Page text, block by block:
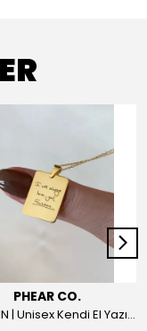
PHEAR CO.
14K ALTIN | Unisex Kendi El Yazın ile İstediğini Yazdır Plaka Kolye